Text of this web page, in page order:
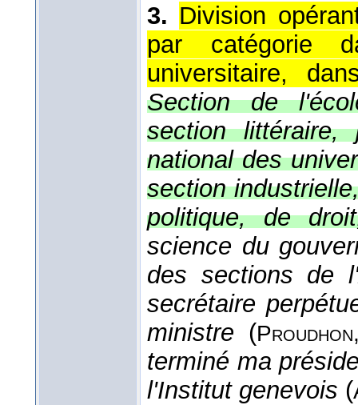
3. Division
par catégorie
universitaire,
Section de
section littéraire,
national des
section
politique, de
science du
des sections de
secrétaire
ministre (
terminé ma
l'Institut genevois (